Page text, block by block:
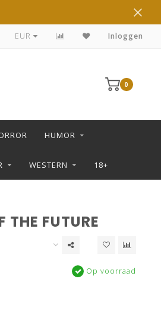
KOOP JE IN DE L SHOP
EUR Inloggen
0
HUMOR
WESTERN 18+
THE FUTURE
Op voorraad